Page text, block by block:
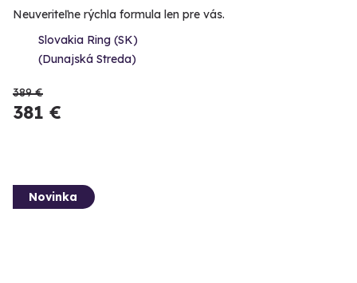
Neuveriteľne rýchla formula len pre vás.
Slovakia Ring (SK)
(Dunajská Streda)
389 €
381 €
Novinka